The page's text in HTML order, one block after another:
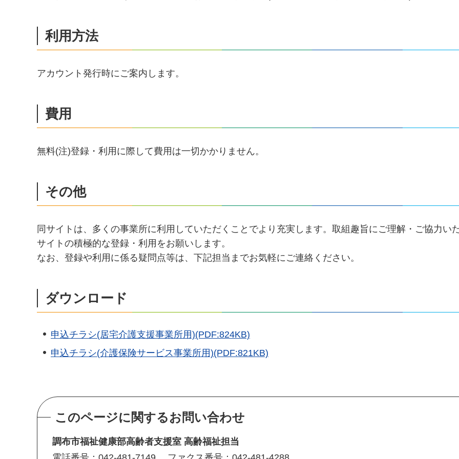
利用方法
アカウント発行時にご案内します。
費用
無料(注)登録・利用に際して費用は一切かかりません。
その他
同サイトは、多くの事業所に利用していただくことでより充実します。取組趣旨にご理解・ご協力い
サイトの積極的な登録・利用をお願いします。
なお、登録や利用に係る疑問点等は、下記担当までお気軽にご連絡ください。
ダウンロード
申込チラシ(居宅介護支援事業所用)(PDF:824KB)
申込チラシ(介護保険サービス事業所用)(PDF:821KB)
このページに関するお問い合わせ
調布市福祉健康部高齢者支援室 高齢福祉担当